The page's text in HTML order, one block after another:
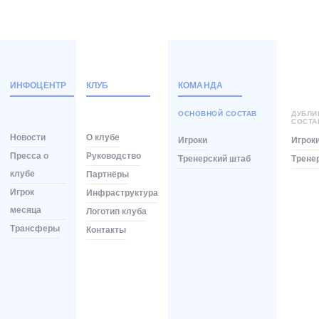
ИНФОЦЕНТР
Новости
Пресса о
клубе
Игрок
месяца
Трансферы
КЛУБ
О клубе
Руководство
Партнёры
Инфраструктура
Логотип клуба
Контакты
КОМАНДА
ОСНОВНОЙ СОСТАВ
Игроки
Тренерский штаб